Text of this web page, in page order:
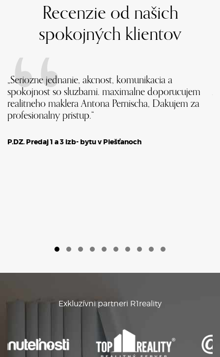
Recenzie od našich
spokojných klientov
„Seriozne jednanie, akcnost, komunikacia a
spokojnost so sluzbami. maximalne doporucujem
realitneho maklera Antona Pernischa, Dakujem za
profesionalny pristup.“
P.DZ. Predaj 1 a 3 izb- bytu v Piešťanoch
Exkluzívni partneri R1reality